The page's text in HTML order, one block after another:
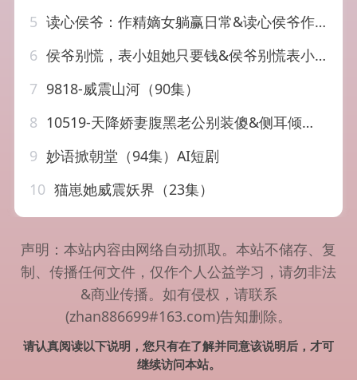
5 读心侯爷：作精嫡女躺赢日常&读心侯爷作精嫡女躺赢日常（51集）AI短剧
6 侯爷别慌，表小姐她只要钱&侯爷别慌表小姐她只要钱（31集）AI短剧
7 9818-威震山河（90集）
8 10519-天降娇妻腹黑老公别装傻&侧耳倾听你的心跳（91集）
9 妙语掀朝堂（94集）AI短剧
10 猫崽她威震妖界（23集）
声明：本站内容由网络自动抓取。本站不储存、复
制、传播任何文件，仅作个人公益学习，请勿非法
&商业传播。如有侵权，请联系
(zhan886699#163.com)告知删除。
请认真阅读以下说明，您只有在了解并同意该说明后，才可
继续访问本站。